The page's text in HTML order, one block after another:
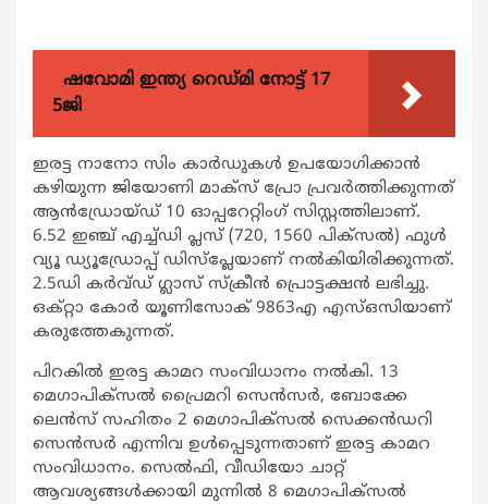
ഷവോമി ഇന്ത്യ റെഡ്മി നോട്ട് 17
5ജി
ഇരട്ട നാനോ സിം കാര്‍ഡുകള്‍ ഉപയോഗിക്കാന്‍
കഴിയുന്ന ജിയോണി മാക്‌സ് പ്രോ പ്രവര്‍ത്തിക്കുന്നത്
ആന്‍ഡ്രോയ്ഡ് 10 ഓപ്പറേറ്റിംഗ് സിസ്റ്റത്തിലാണ്.
6.52 ഇഞ്ച് എച്ച്ഡി പ്ലസ് (720, 1560 പിക്‌സല്‍) ഫുള്‍
വ്യൂ ഡ്യൂഡ്രോപ്പ് ഡിസ്‌പ്ലേയാണ് നല്‍കിയിരിക്കുന്നത്.
2.5ഡി കര്‍വ്ഡ് ഗ്ലാസ് സ്‌ക്രീന്‍ പ്രൊട്ടക്ഷന്‍ ലഭിച്ചു.
ഒക്റ്റാ കോര്‍ യൂണിസോക് 9863എ എസ്ഒസിയാണ്
കരുത്തേകുന്നത്.
പിറകില്‍ ഇരട്ട കാമറ സംവിധാനം നല്‍കി. 13
മെഗാപിക്‌സല്‍ പ്രൈമറി സെന്‍സര്‍, ബോക്കേ
ലെന്‍സ് സഹിതം 2 മെഗാപിക്‌സല്‍ സെക്കന്‍ഡറി
സെന്‍സര്‍ എന്നിവ ഉള്‍പ്പെടുന്നതാണ് ഇരട്ട കാമറ
സംവിധാനം. സെല്‍ഫി, വീഡിയോ ചാറ്റ്
ആവശ്യങ്ങള്‍ക്കായി മുന്നില്‍ 8 മെഗാപിക്‌സല്‍